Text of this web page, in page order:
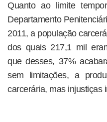
Quanto ao limite
Departamento
2011, a população
dos quais 217,1 mil
que desses, 37%
sem limitações, a
carcerária, mas injustiças